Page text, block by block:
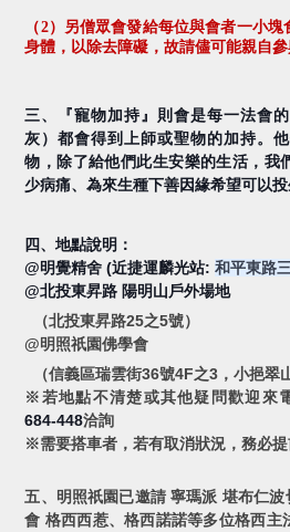
（2）另僧眾會發給每位與會者一小
身體，以除去障礙，故請儘可能親自參
三、『寵物加持』則會是每一法會
灰）都會得到上師或聖物的加持。
物，除了給他們此生安樂的生活，我
少病痛、為來生種下善因緣希望可以投
四、地點說明：
@明覺精舍 (近捷運麟光站:和平東路
@北投東昇路 陽明山戶外場地
（北投東昇路25之5號）
@明照祇園佛學會
（信義區瑞雲街36號4F之3，小挹翠
※若地點不清楚或其他疑問歡迎來
684-448洽詢
※需要搭車者，若有取消狀況，務必
五、明照祇園已邀請 寧瑪派 堪布仁
會 格西西惹、格西諾諾等多位格西主